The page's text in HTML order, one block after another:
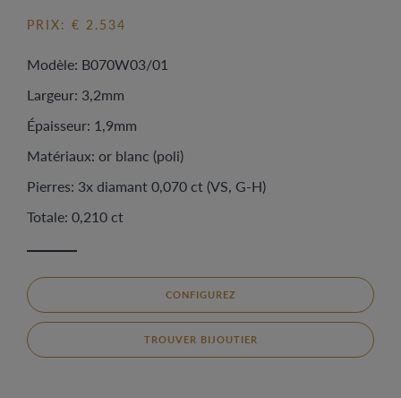
PRIX: € 2.534
Modèle: B070W03/01
Largeur: 3,2mm
Épaisseur: 1,9mm
Matériaux: or blanc (poli)
Pierres: 3x diamant 0,070 ct (VS, G-H)
Totale: 0,210 ct
CONFIGUREZ
TROUVER BIJOUTIER